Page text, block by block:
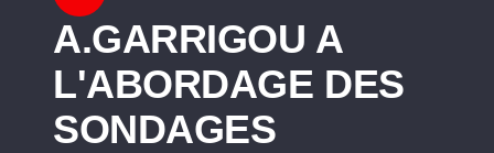
A.GARRIGOU A
L'ABORDAGE DES
SONDAGES